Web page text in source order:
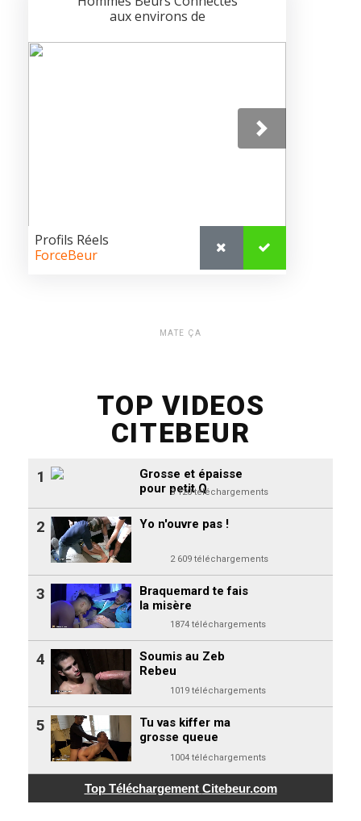
MATE ÇA
TOP VIDEOS
CITEBEUR
Grosse et épaisse
pour petit Q
3 120 téléchargements
1
Yo n'ouvre pas !
2 609 téléchargements
2
Braquemard te fais
la misère
1874 téléchargements
3
Soumis au Zeb
Rebeu
1019 téléchargements
4
Tu vas kiffer ma
grosse queue
1004 téléchargements
5
Top Téléchargement Citebeur.com